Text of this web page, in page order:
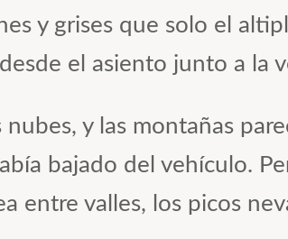
y grises que solo el
el asiento junto a la
y las montañas
bajado del vehículo.
entre valles, los picos